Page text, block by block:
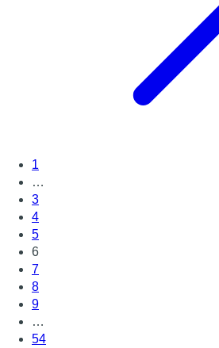
1
…
3
4
5
6
7
8
9
…
54